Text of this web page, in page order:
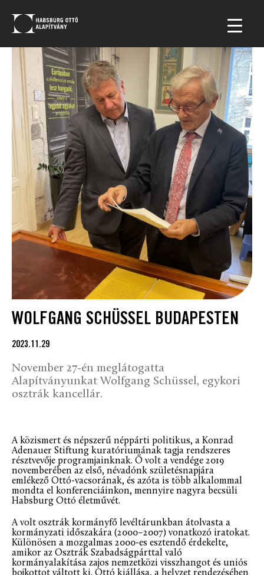
WOLFGANG SCHÜSSEL BUDAPESTEN
2023.11.29
November 27-én meglátogatta
Alapítványunkat Wolfgang Schüssel, egykori
osztrák kancellár.
A közismert és népszerű néppárti politikus, a Konrad
Adenauer Stiftung kuratóriumának tagja rendszeres
résztvevője programjainknak. Ő volt a vendége 2019
novemberében az első, névadónk születésnapjára
emlékező Ottó-vacsorának, és azóta is több alkalommal
mondta el konferenciáinkon, mennyire nagyra becsüli
Habsburg Ottó életművét.
A volt osztrák kormányfő levéltárunkban átolvasta a
kormányzati időszakára (2000–2007) vonatkozó iratokat.
Különösen a mozgalmas 2000-es esztendő érdekelte,
amikor az Osztrák Szabadságpárttal való
kormányalakítása zajos nemzetközi visszhangot és uniós
bojkottot váltott ki. Ottó kiállása, a helyzet rendezésében